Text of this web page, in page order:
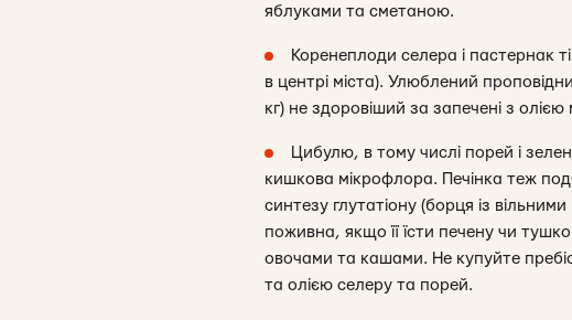
яблуками та сметаною.
Коренеплоди селера і пастернак
в центрі міста). Улюблений
кг) не здоровіший за запечені з
Цибулю, в тому числі порей і
кишкова мікрофлора. Печінка теж
синтезу глутатіону (борця із
поживна, якщо її їсти печену чи
овочами та кашами. Не купуйте
та олією селеру та порей.